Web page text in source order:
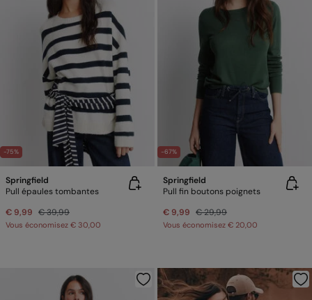
-75%
Springfield
Pull épaules tombantes
€ 9,99 € 39,99
Vous économisez € 30,00
-67%
Springfield
Pull fin boutons poignets
€ 9,99 € 29,99
Vous économisez € 20,00